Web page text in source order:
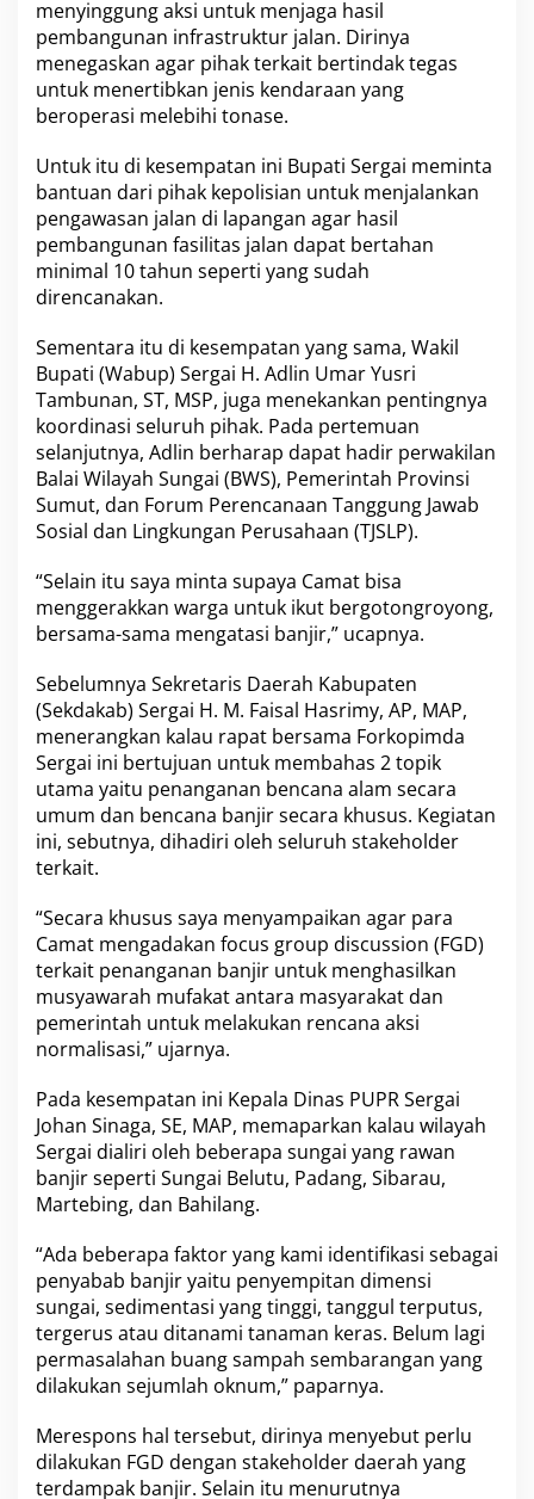
d
i
n
i
menyinggung aksi untuk menjaga hasil
pembangunan infrastruktur jalan. Dirinya
menegaskan agar pihak terkait bertindak tegas
untuk menertibkan jenis kendaraan yang
beroperasi melebihi tonase.
Untuk itu di kesempatan ini Bupati Sergai meminta
bantuan dari pihak kepolisian untuk menjalankan
pengawasan jalan di lapangan agar hasil
pembangunan fasilitas jalan dapat bertahan
minimal 10 tahun seperti yang sudah
direncanakan.
Sementara itu di kesempatan yang sama, Wakil
Bupati (Wabup) Sergai H. Adlin Umar Yusri
Tambunan, ST, MSP, juga menekankan pentingnya
koordinasi seluruh pihak. Pada pertemuan
selanjutnya, Adlin berharap dapat hadir perwakilan
Balai Wilayah Sungai (BWS), Pemerintah Provinsi
Sumut, dan Forum Perencanaan Tanggung Jawab
Sosial dan Lingkungan Perusahaan (TJSLP).
“Selain itu saya minta supaya Camat bisa
menggerakkan warga untuk ikut bergotongroyong,
bersama-sama mengatasi banjir,” ucapnya.
Sebelumnya Sekretaris Daerah Kabupaten
(Sekdakab) Sergai H. M. Faisal Hasrimy, AP, MAP,
menerangkan kalau rapat bersama Forkopimda
Sergai ini bertujuan untuk membahas 2 topik
utama yaitu penanganan bencana alam secara
umum dan bencana banjir secara khusus. Kegiatan
ini, sebutnya, dihadiri oleh seluruh stakeholder
terkait.
“Secara khusus saya menyampaikan agar para
Camat mengadakan focus group discussion (FGD)
terkait penanganan banjir untuk menghasilkan
musyawarah mufakat antara masyarakat dan
pemerintah untuk melakukan rencana aksi
normalisasi,” ujarnya.
Pada kesempatan ini Kepala Dinas PUPR Sergai
Johan Sinaga, SE, MAP, memaparkan kalau wilayah
Sergai dialiri oleh beberapa sungai yang rawan
banjir seperti Sungai Belutu, Padang, Sibarau,
Martebing, dan Bahilang.
“Ada beberapa faktor yang kami identifikasi sebagai
penyabab banjir yaitu penyempitan dimensi
sungai, sedimentasi yang tinggi, tanggul terputus,
tergerus atau ditanami tanaman keras. Belum lagi
permasalahan buang sampah sembarangan yang
dilakukan sejumlah oknum,” paparnya.
Merespons hal tersebut, dirinya menyebut perlu
dilakukan FGD dengan stakeholder daerah yang
terdampak banjir. Selain itu menurutnya